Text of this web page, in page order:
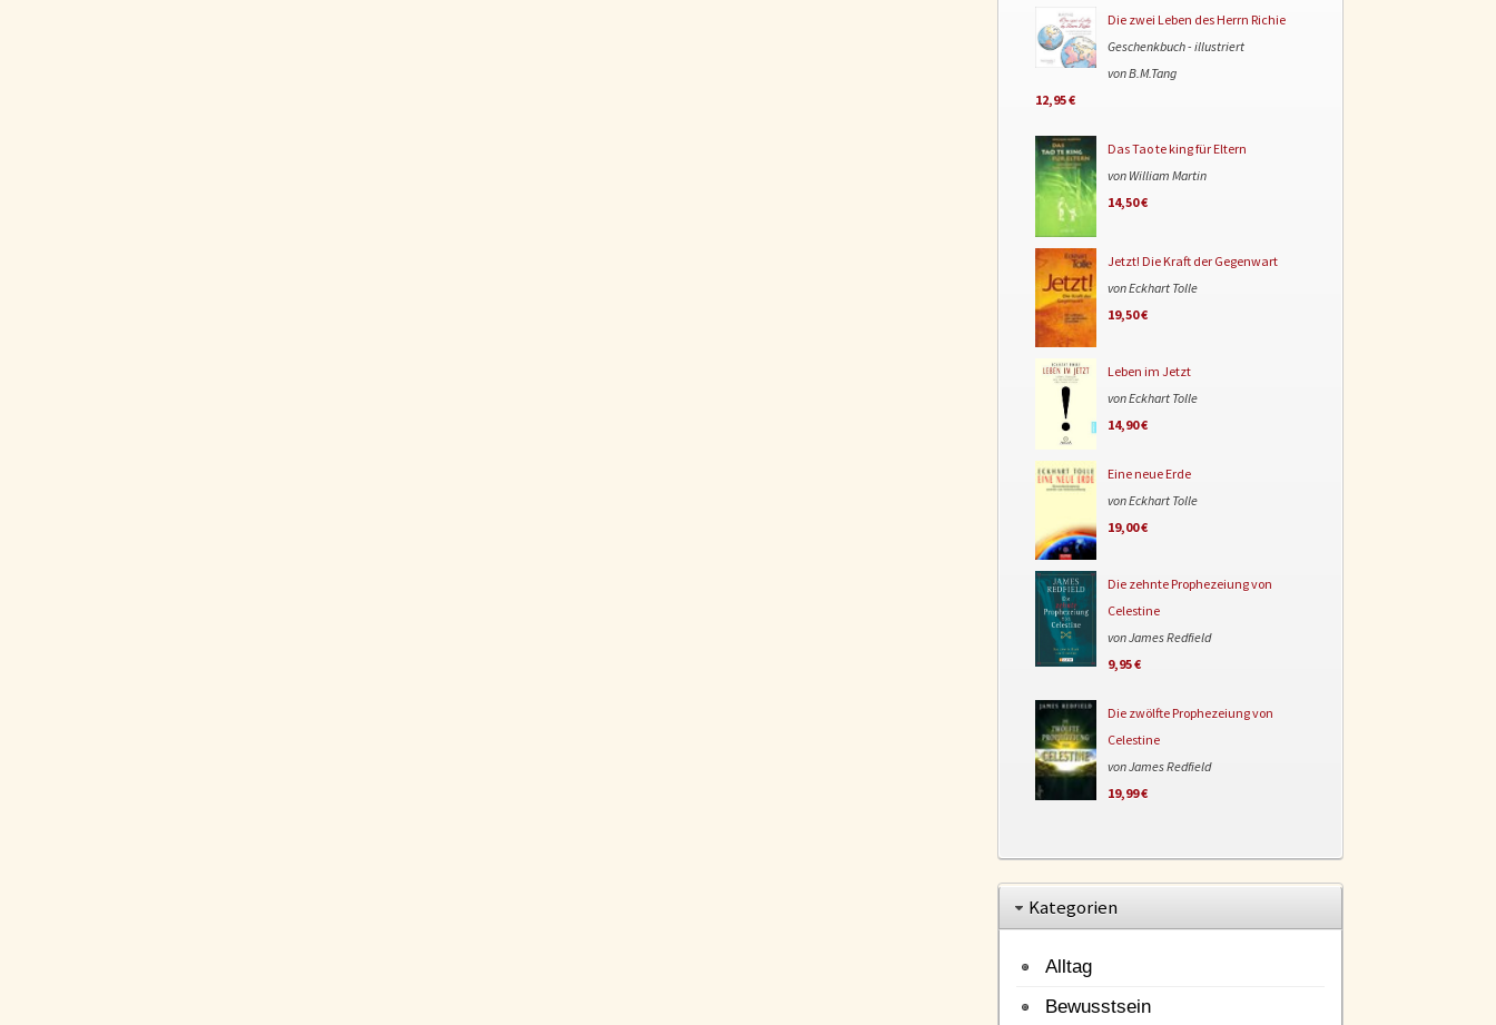
Die zwei Leben des Herrn Richie
Geschenkbuch - illustriert
von B.M.Tang
12,95 €
Das Tao te king für Eltern
von William Martin
14,50 €
Jetzt! Die Kraft der Gegenwart
von Eckhart Tolle
19,50 €
Leben im Jetzt
von Eckhart Tolle
14,90 €
Eine neue Erde
von Eckhart Tolle
19,00 €
Die zehnte Prophezeiung von
Celestine
von James Redfield
9,95 €
Die zwölfte Prophezeiung von
Celestine
von James Redfield
19,99 €
Kategorien
Alltag
Bewusstsein